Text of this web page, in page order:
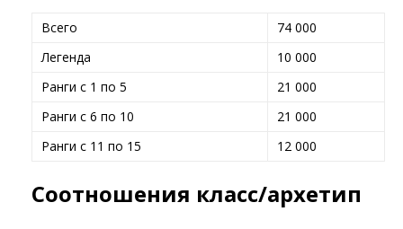
Всего
74 000
Легенда
10 000
Ранги с 1 по 5
21 000
Ранги с 6 по 10
21 000
Ранги с 11 по 15
12 000
Соотношения класс/архетип